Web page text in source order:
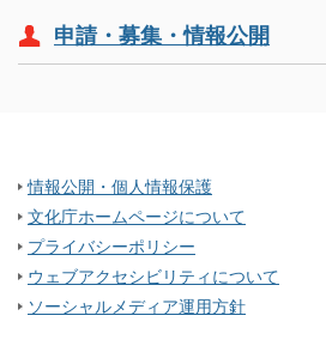
申請・募集・情報公開
情報公開・個人情報保護
文化庁ホームページについて
プライバシーポリシー
ウェブアクセシビリティについて
ソーシャルメディア運用方針